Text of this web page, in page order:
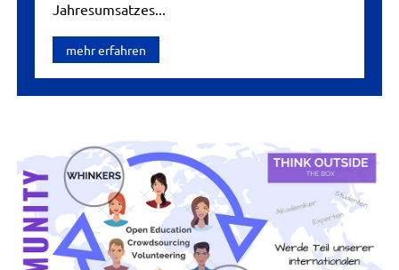
Jahresumsatzes...
mehr erfahren